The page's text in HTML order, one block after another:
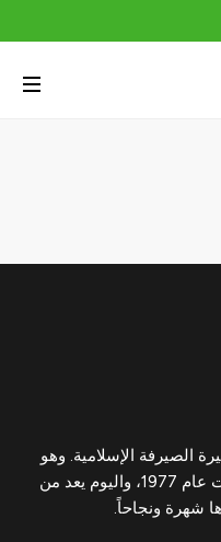
الصيرفة الإسلامية. وهو
أول بنك إسلامي أنشئ في دولة الكويت عام 1977، واليوم يعد من
شهرة ونجاحاً.